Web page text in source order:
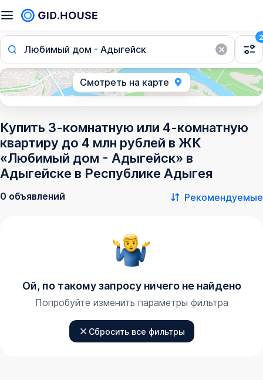
Любимый дом - Адыгейск
2
Смотреть на карте
Купить 3-комнатную или 4-комнатную
квартиру до 4 млн рублей в ЖК
«Любимый дом - Адыгейск» в
Адыгейске в Республике Адыгея
0 объявлений Рекомендуемые
Ой, по такому запросу ничего не найдено
Попробуйте изменить параметры фильтра
Сбросить все фильтры